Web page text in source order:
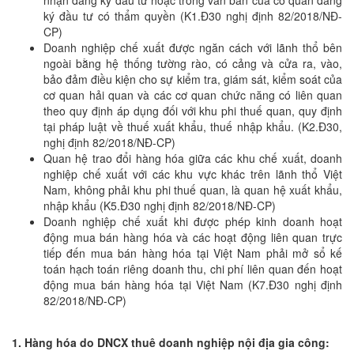
ký đầu tư có thẩm quyền (K1.Đ30 nghị định 82/2018/NĐ-
CP)
Doanh nghiệp chế xuất được ngăn cách với lãnh thổ bên
ngoài bằng hệ thống tường rào, có cảng và cửa ra, vào,
bảo đảm điều kiện cho sự kiểm tra, giám sát, kiểm soát của
cơ quan hải quan và các cơ quan chức năng có liên quan
theo quy định áp dụng đối với khu phi thuế quan, quy định
tại pháp luật về thuế xuất khẩu, thuế nhập khẩu. (K2.Đ30,
nghị định 82/2018/NĐ-CP)
Quan hệ trao đổi hàng hóa giữa các khu chế xuất, doanh
nghiệp chế xuất với các khu vực khác trên lãnh thổ Việt
Nam, không phải khu phi thuế quan, là quan hệ xuất khẩu,
nhập khẩu (K5.Đ30 nghị định 82/2018/NĐ-CP)
Doanh nghiệp chế xuất khi được phép kinh doanh hoạt
động mua bán hàng hóa và các hoạt động liên quan trực
tiếp đến mua bán hàng hóa tại Việt Nam phải mở sổ kế
toán hạch toán riêng doanh thu, chi phí liên quan đến hoạt
động mua bán hàng hóa tại Việt Nam (K7.Đ30 nghị định
82/2018/NĐ-CP)
1. Hàng hóa do DNCX thuê doanh nghiệp nội địa gia công: